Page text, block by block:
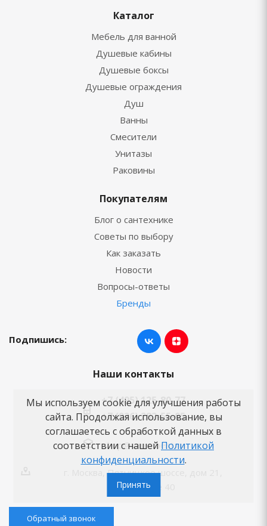
Каталог
Мебель для ванной
Душевые кабины
Душевые боксы
Душевые ограждения
Душ
Ванны
Смесители
Унитазы
Раковины
Покупателям
Блог о сантехнике
Советы по выбору
Как заказать
Новости
Вопросы-ответы
Бренды
Подпишись:
Наши контакты
+7 (495) 125-80-77
+7 (926) 282-55-05
shop@vannabest.ru
г. Москва, Пятницкое шоссе, дом 21,
помещение 40
Обратный звонок
Мы используем cookie для улучшения работы
сайта. Продолжая использование, вы
соглашаетесь с обработкой данных в
соответствии с нашей Политикой
конфиденциальности.
Принять